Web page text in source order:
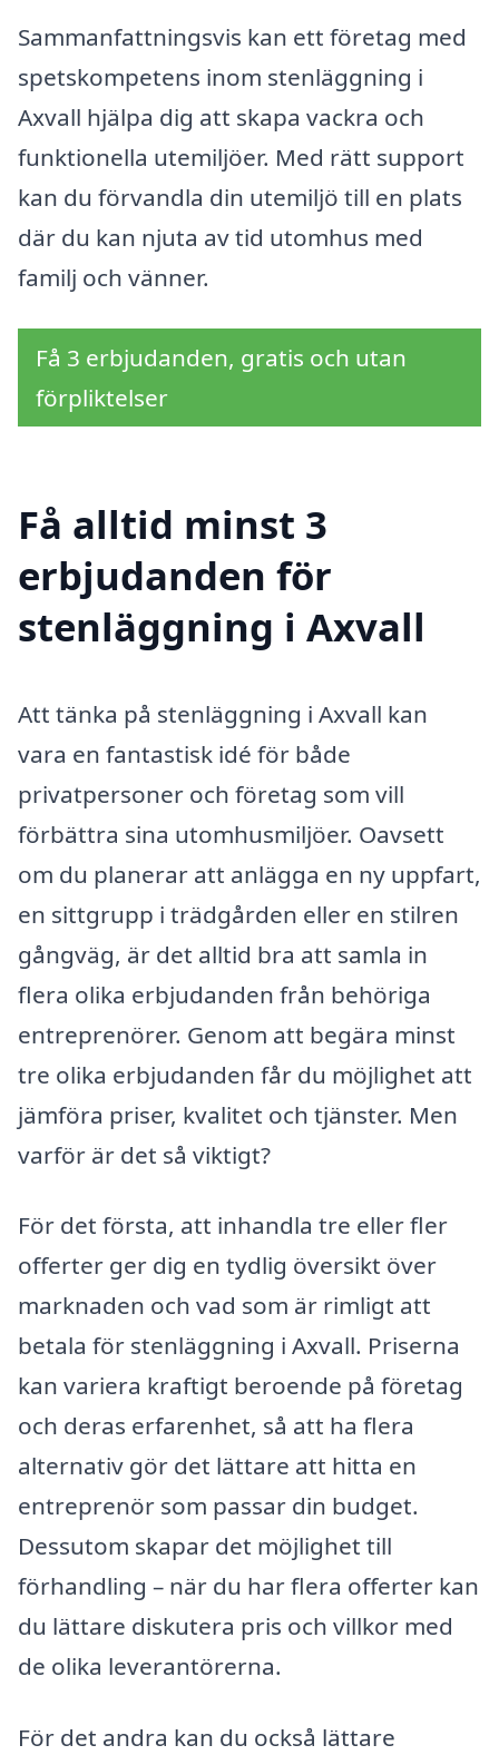
Sammanfattningsvis kan ett företag med
spetskompetens inom stenläggning i
Axvall hjälpa dig att skapa vackra och
funktionella utemiljöer. Med rätt support
kan du förvandla din utemiljö till en plats
där du kan njuta av tid utomhus med
familj och vänner.
Få 3 erbjudanden, gratis och utan
förpliktelser
Få alltid minst 3
erbjudanden för
stenläggning i Axvall
Att tänka på stenläggning i Axvall kan
vara en fantastisk idé för både
privatpersoner och företag som vill
förbättra sina utomhusmiljöer. Oavsett
om du planerar att anlägga en ny uppfart,
en sittgrupp i trädgården eller en stilren
gångväg, är det alltid bra att samla in
flera olika erbjudanden från behöriga
entreprenörer. Genom att begära minst
tre olika erbjudanden får du möjlighet att
jämföra priser, kvalitet och tjänster. Men
varför är det så viktigt?
För det första, att inhandla tre eller fler
offerter ger dig en tydlig översikt över
marknaden och vad som är rimligt att
betala för stenläggning i Axvall. Priserna
kan variera kraftigt beroende på företag
och deras erfarenhet, så att ha flera
alternativ gör det lättare att hitta en
entreprenör som passar din budget.
Dessutom skapar det möjlighet till
förhandling – när du har flera offerter kan
du lättare diskutera pris och villkor med
de olika leverantörerna.
För det andra kan du också lättare